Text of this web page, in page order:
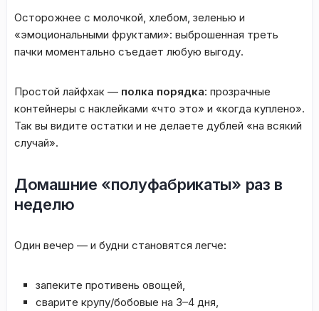
Осторожнее с молочкой, хлебом, зеленью и
«эмоциональными фруктами»: выброшенная треть
пачки моментально съедает любую выгоду.
Простой лайфхак — полка порядка: прозрачные
контейнеры с наклейками «что это» и «когда куплено».
Так вы видите остатки и не делаете дублей «на всякий
случай».
Домашние «полуфабрикаты» раз в
неделю
Один вечер — и будни становятся легче:
запеките противень овощей,
сварите крупу/бобовые на 3–4 дня,